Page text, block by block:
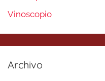
Vinoscopio
Archivo